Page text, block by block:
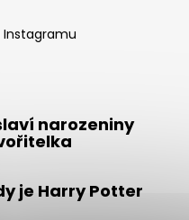
narozeniny
je Harry Potter